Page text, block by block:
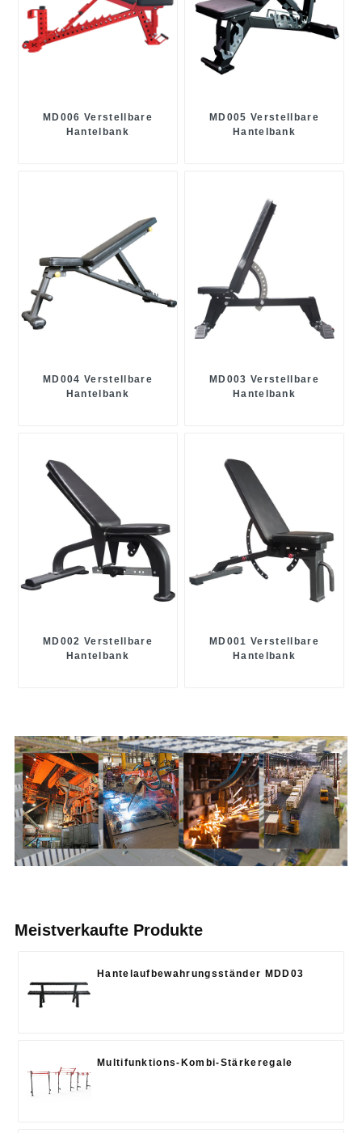
MD006 Verstellbare
Hantelbank
MD005 Verstellbare
Hantelbank
MD004 Verstellbare
Hantelbank
MD003 Verstellbare
Hantelbank
MD002 Verstellbare
Hantelbank
MD001 Verstellbare
Hantelbank
Meistverkaufte Produkte
Hantelaufbewahrungsständer MDD03
Multifunktions-Kombi-Stärkeregale